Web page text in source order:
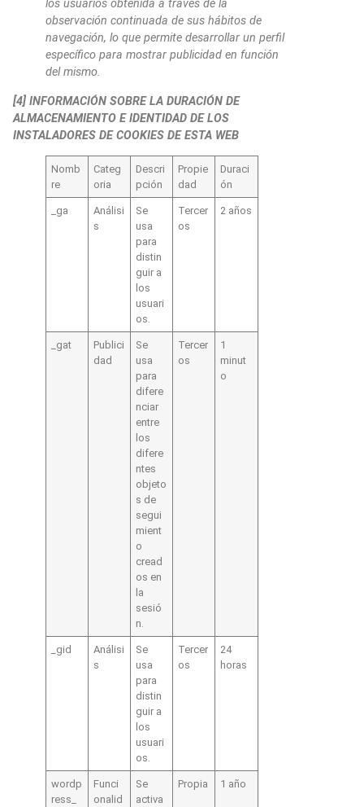
los usuarios obtenida a través de la
observación continuada de sus hábitos de
navegación, lo que permite desarrollar un perfil
específico para mostrar publicidad en función
del mismo.
[4] INFORMACIÓN SOBRE LA DURACIÓN DE
ALMACENAMIENTO E IDENTIDAD DE LOS
INSTALADORES DE COOKIES DE ESTA WEB
Nomb
re
Categ
oria
Descri
pción
Propie
dad
Duraci
ón
_ga
Análisi
s
Se
usa
para
distin
guir a
los
usuari
os.
Tercer
os
2 años
_gat
Publici
dad
Se
usa
para
difere
nciar
entre
los
difere
ntes
objeto
s de
segui
mient
o
cread
os en
la
sesió
n.
Tercer
os
1
minut
o
_gid
Análisi
s
Se
usa
para
distin
guir a
los
usuari
os.
Tercer
os
24
horas
wordp
ress_
Funci
onalid
Se
activa
Propia 1 año